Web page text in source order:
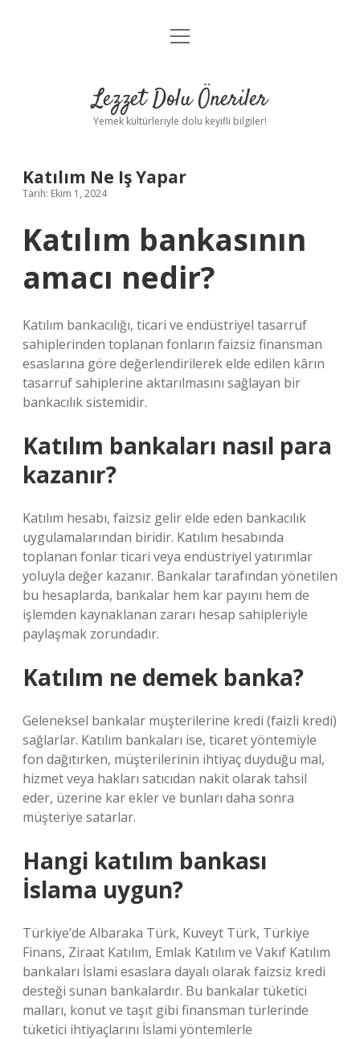
Anasayfa
Yasal Uyarı
menüyü
Lezzet Dolu Öneriler
Yemek kültürleriyle dolu keyifli bilgiler!
Katılım Ne Iş Yapar
Tarih: Ekim 1, 2024
Katılım bankasının
amacı nedir?
Katılım bankacılığı, ticari ve endüstriyel tasarruf
sahiplerinden toplanan fonların faizsiz finansman
esaslarına göre değerlendirilerek elde edilen kârın
tasarruf sahiplerine aktarılmasını sağlayan bir
bankacılık sistemidir.
Katılım bankaları nasıl para
kazanır?
Katılım hesabı, faizsiz gelir elde eden bankacılık
uygulamalarından biridir. Katılım hesabında
toplanan fonlar ticari veya endüstriyel yatırımlar
yoluyla değer kazanır. Bankalar tarafından yönetilen
bu hesaplarda, bankalar hem kar payını hem de
işlemden kaynaklanan zararı hesap sahipleriyle
paylaşmak zorundadır.
Katılım ne demek banka?
Geleneksel bankalar müşterilerine kredi (faizli kredi)
sağlarlar. Katılım bankaları ise, ticaret yöntemiyle
fon dağıtırken, müşterilerinin ihtiyaç duyduğu mal,
hizmet veya hakları satıcıdan nakit olarak tahsil
eder, üzerine kar ekler ve bunları daha sonra
müşteriye satarlar.
Hangi katılım bankası
İslama uygun?
Türkiye’de Albaraka Türk, Kuveyt Türk, Türkiye
Finans, Ziraat Katılım, Emlak Katılım ve Vakıf Katılım
bankaları İslami esaslara dayalı olarak faizsiz kredi
desteği sunan bankalardır. Bu bankalar tüketici
malları, konut ve taşıt gibi finansman türlerinde
tüketici ihtiyaçlarını İslami yöntemlerle